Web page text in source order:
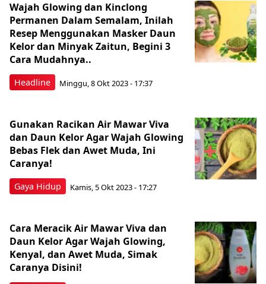
Headline
Wajah Glowing dan Kinclong
Permanen Dalam Semalam, Inilah
Resep Menggunakan Masker Daun
Kelor dan Minyak Zaitun, Begini 3
Cara Mudahnya..
Minggu, 8 Okt 2023 - 17:37
Gaya Hidup
Gunakan Racikan Air Mawar Viva
dan Daun Kelor Agar Wajah Glowing
Bebas Flek dan Awet Muda, Ini
Caranya!
Kamis, 5 Okt 2023 - 17:27
Cara Meracik Air Mawar Viva dan
Daun Kelor Agar Wajah Glowing,
Kenyal, dan Awet Muda, Simak
Caranya Disini!